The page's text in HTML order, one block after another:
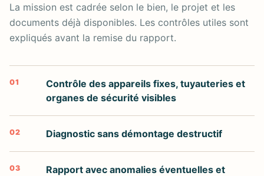
La mission est cadrée selon le bien, le projet et les
documents déjà disponibles. Les contrôles utiles sont
expliqués avant la remise du rapport.
01
Contrôle des appareils fixes, tuyauteries et
organes de sécurité visibles
02 Diagnostic sans démontage destructif
03
Rapport avec anomalies éventuelles et